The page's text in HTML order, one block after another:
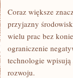
Coraz większe
przyjazny
wielu prac bez
ograniczenie
technologie wpisują
rozwoju.